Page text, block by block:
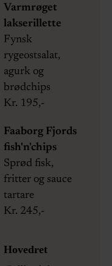
Varmrøget
lakserillette
Fynsk
rygeostsalat,
agurk og
brødchips
Kr. 195,-
Faaborg Fjords
fish'n'chips
Sprød fisk,
fritter og sauce
tartare
Kr. 245,-
Hovedret